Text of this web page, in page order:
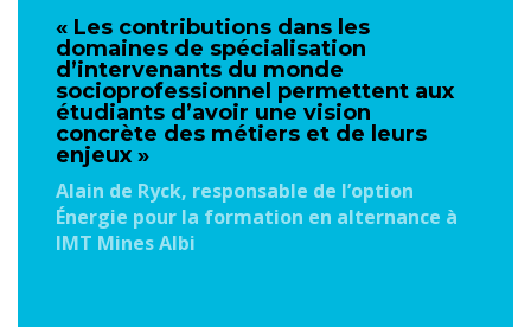
« Les contributions dans les
domaines de spécialisation
d’intervenants du monde
socioprofessionnel permettent aux
étudiants d’avoir une vision
concrète des métiers et de leurs
enjeux »
Alain de Ryck, responsable de l’option
Énergie pour la formation en alternance à
IMT Mines Albi